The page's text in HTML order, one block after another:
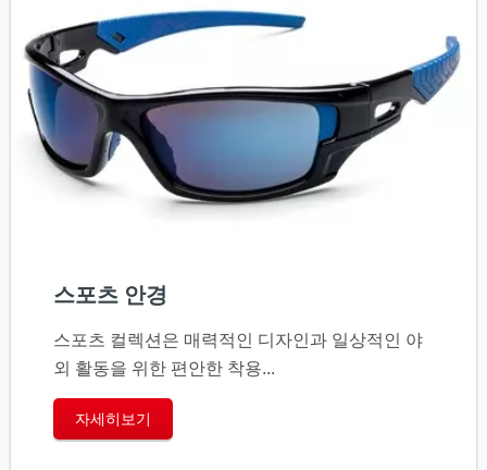
스포츠 안경
스포츠 컬렉션은 매력적인 디자인과 일상적인 야
외 활동을 위한 편안한 착용...
자세히보기